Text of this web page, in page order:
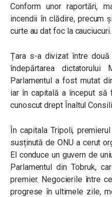
Conform unor raportări,
incendii în clădire, precum
curte au dat foc la cauciucuri.
Țara s-a divizat între
îndepărtarea dictatorului
Parlamentul a fost mutat
iar în capitală a început să
cunoscut drept Înaltul
În capitala Tripoli,
susținută de ONU a cerut
El conduce un guvern de
Parlamentul din Tobruk,
premier. Negocierile între
progrese în ultimele zile,